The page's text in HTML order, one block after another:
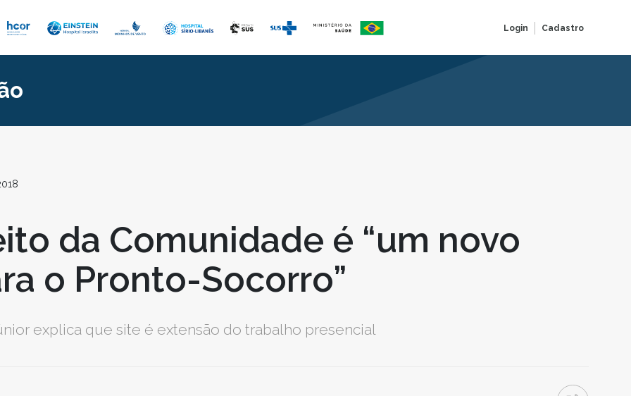
Login Cadastro
da Comunidade é “um novo
o Pronto-Socorro”
explica que site é extensão do trabalho presencial